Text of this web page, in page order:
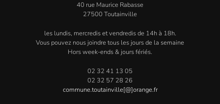
40 rue Maurice Rabasse
27500 Toutainville
les lundis, mercredis et vendredis de 14h à 18h.
Vous pouvez nous joindre tous les jours de la semaine
Hors week-ends & jours fériés.
02 32 41 13 05
02 32 57 28 26
commune.toutainville[@]orange.fr